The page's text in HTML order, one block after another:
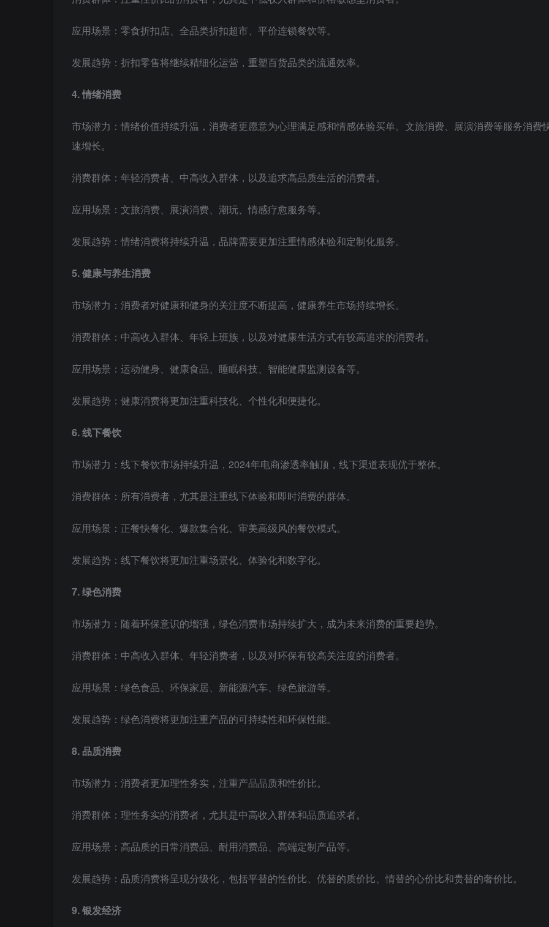
应用场景：零食折扣店、全品类折扣超市、平价连锁餐饮等。
发展趋势：折扣零售将继续精细化运营，重塑百货品类的流通效率。
4. 情绪消费
市场潜力：情绪价值持续升温，消费者更愿意为心理满足感和情感体验买单。文旅消费、展演消费等服务消费
速增长。
消费群体：年轻消费者、中高收入群体，以及追求高品质生活的消费者。
应用场景：文旅消费、展演消费、潮玩、情感疗愈服务等。
发展趋势：情绪消费将持续升温，品牌需要更加注重情感体验和定制化服务。
5. 健康与养生消费
市场潜力：消费者对健康和健身的关注度不断提高，健康养生市场持续增长。
消费群体：中高收入群体、年轻上班族，以及对健康生活方式有较高追求的消费者。
应用场景：运动健身、健康食品、睡眠科技、智能健康监测设备等。
发展趋势：健康消费将更加注重科技化、个性化和便捷化。
6. 线下餐饮
市场潜力：线下餐饮市场持续升温，2024年电商渗透率触顶，线下渠道表现优于整体。
消费群体：所有消费者，尤其是注重线下体验和即时消费的群体。
应用场景：正餐快餐化、爆款集合化、审美高级风的餐饮模式。
发展趋势：线下餐饮将更加注重场景化、体验化和数字化。
7. 绿色消费
市场潜力：随着环保意识的增强，绿色消费市场持续扩大，成为未来消费的重要趋势。
消费群体：中高收入群体、年轻消费者，以及对环保有较高关注度的消费者。
应用场景：绿色食品、环保家居、新能源汽车、绿色旅游等。
发展趋势：绿色消费将更加注重产品的可持续性和环保性能。
8. 品质消费
市场潜力：消费者更加理性务实，注重产品品质和性价比。
消费群体：理性务实的消费者，尤其是中高收入群体和品质追求者。
应用场景：高品质的日常消费品、耐用消费品、高端定制产品等。
发展趋势：品质消费将呈现分级化，包括平替的性价比、优替的质价比、情替的心价比和贵替的奢价比。
9. 银发经济